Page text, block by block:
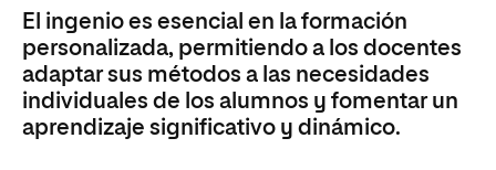
El ingenio es esencial en la formación
personalizada, permitiendo a los docentes
adaptar sus métodos a las necesidades
individuales de los alumnos y fomentar un
aprendizaje significativo y dinámico.